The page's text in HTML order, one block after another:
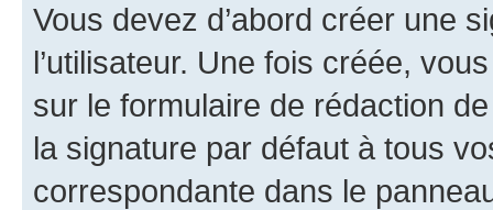
Vous devez d’abord créer une
l’utilisateur. Une fois créée,
sur le formulaire de rédaction
la signature par défaut à tous
correspondante dans le